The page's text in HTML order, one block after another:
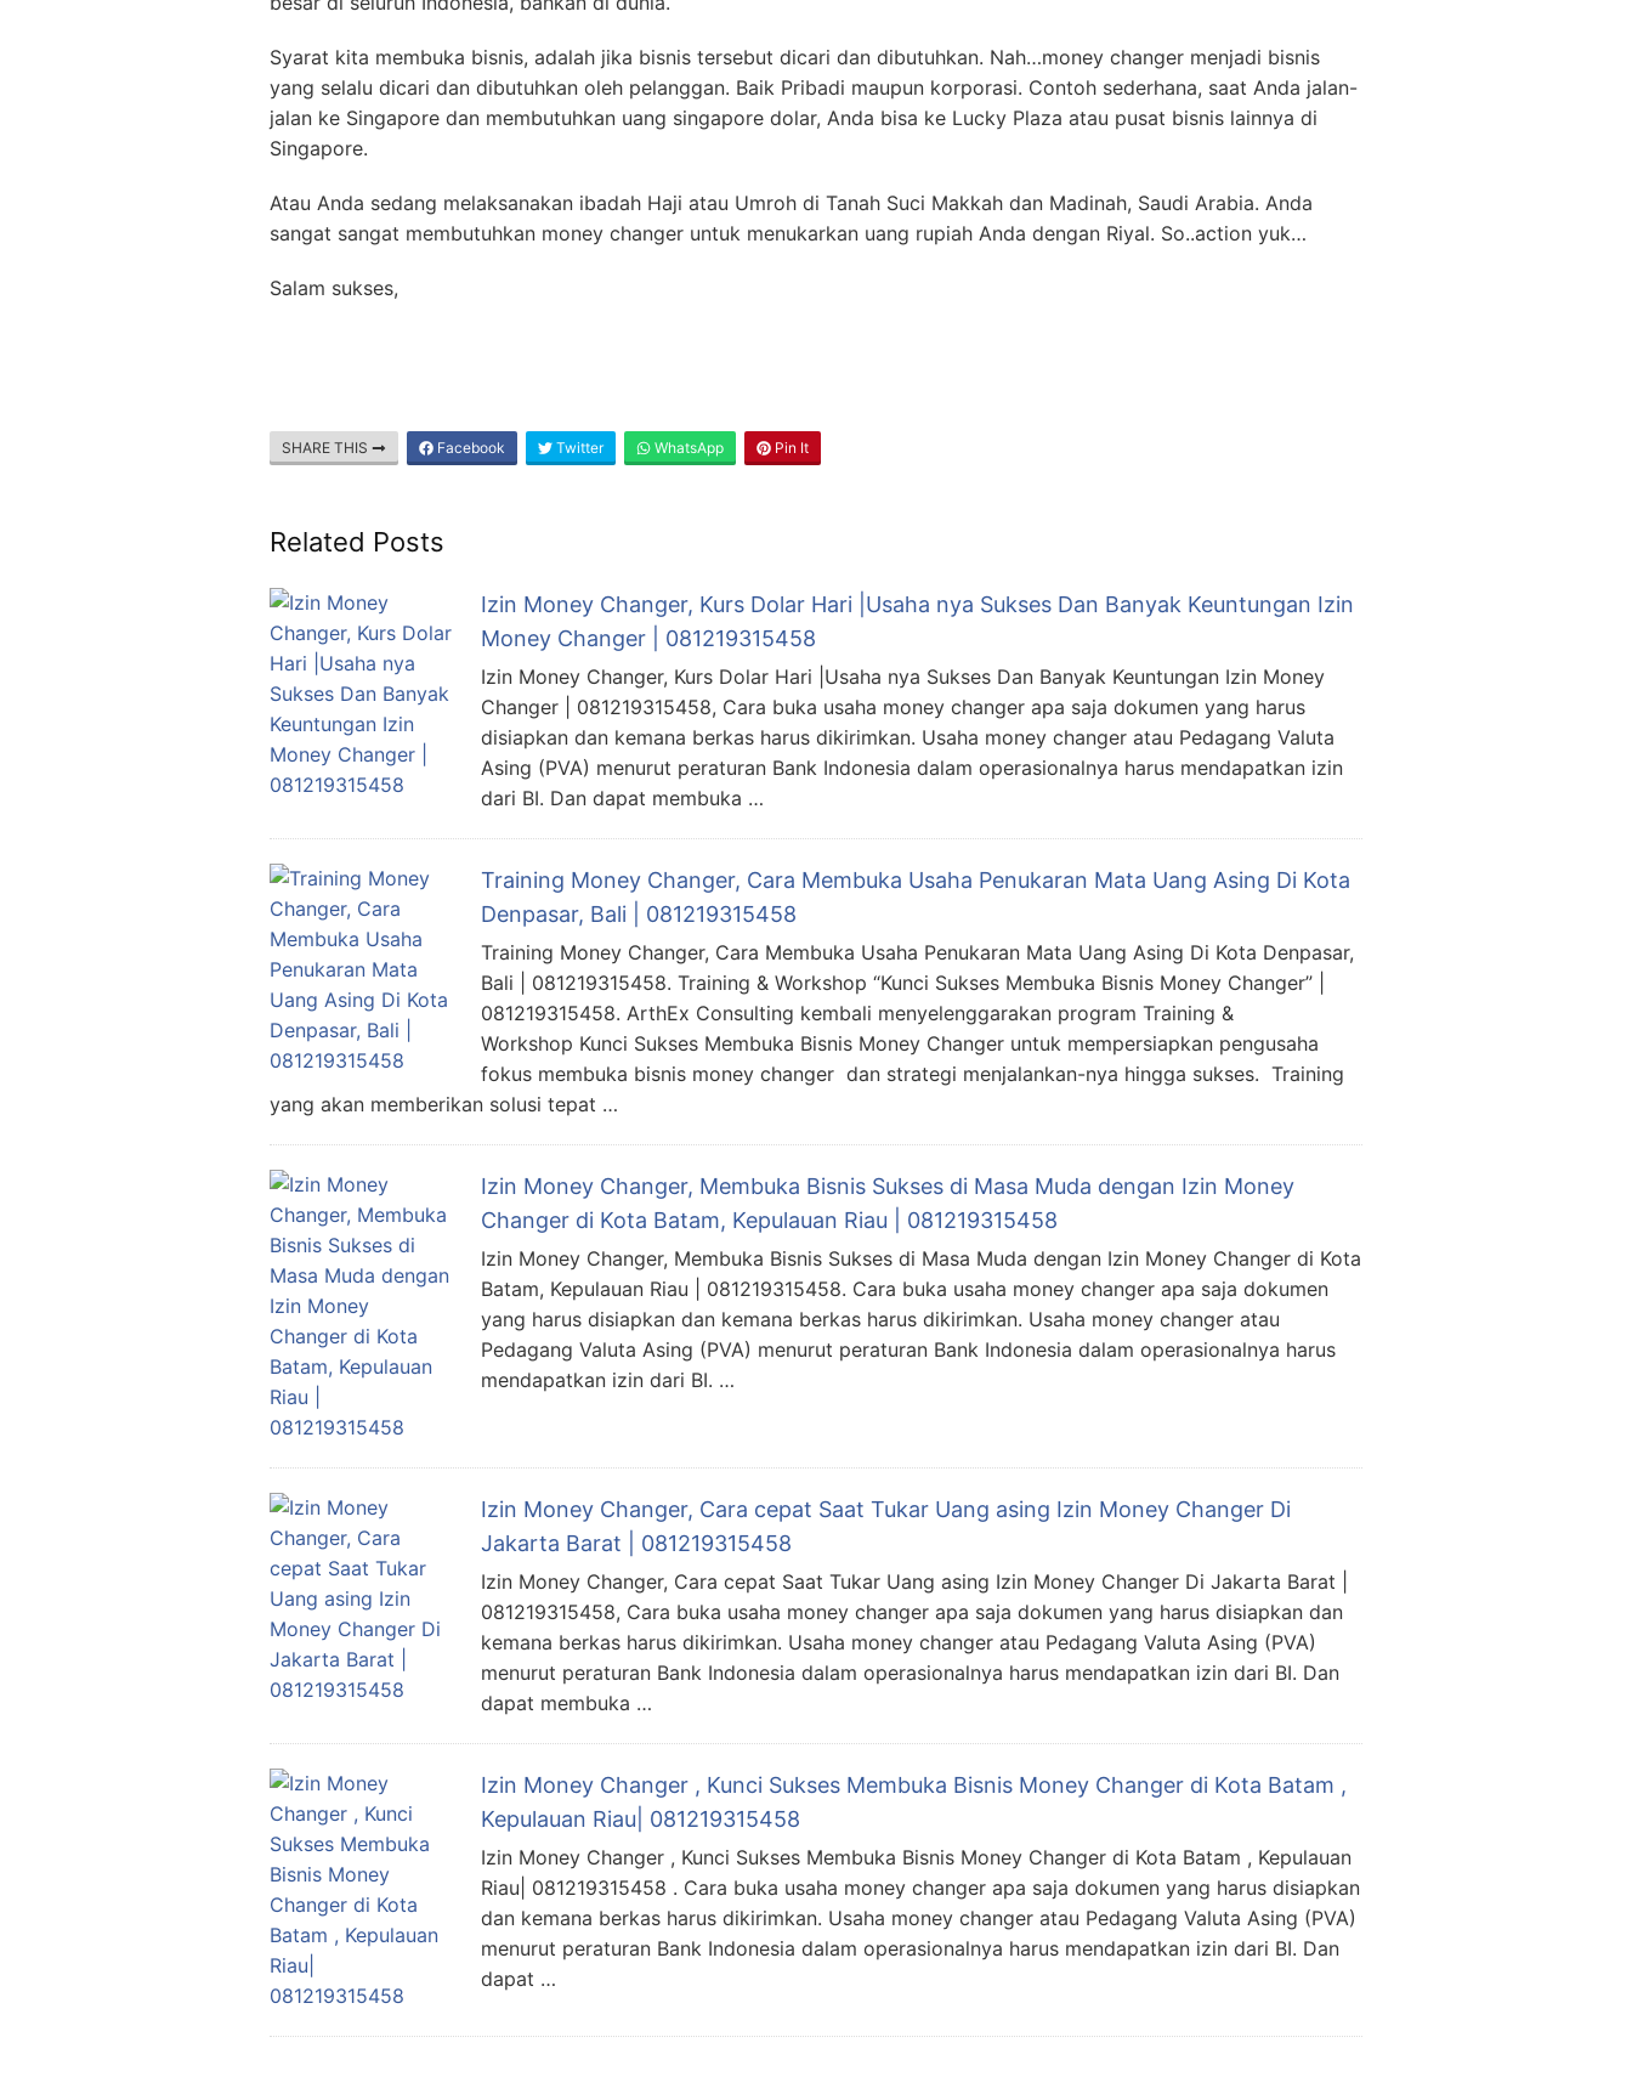
Syarat kita membuka bisnis, adalah jika bisnis tersebut dicari dan dibutuhkan. Nah…money changer menjadi bisnis
yang selalu dicari dan dibutuhkan oleh pelanggan. Baik Pribadi maupun korporasi. Contoh sederhana, saat Anda jalan-
jalan ke Singapore dan membutuhkan uang singapore dolar, Anda bisa ke Lucky Plaza atau pusat bisnis lainnya di
Singapore.
Atau Anda sedang melaksanakan ibadah Haji atau Umroh di Tanah Suci Makkah dan Madinah, Saudi Arabia. Anda
sangat sangat membutuhkan money changer untuk menukarkan uang rupiah Anda dengan Riyal. So..action yuk…
Salam sukses,
SHARE THIS Facebook Twitter WhatsApp Pin It
Related Posts
Izin Money Changer, Kurs Dolar Hari |Usaha nya Sukses Dan Banyak Keuntungan Izin
Money Changer | 081219315458
Izin Money Changer, Kurs Dolar Hari |Usaha nya Sukses Dan Banyak Keuntungan Izin Money
Changer | 081219315458, Cara buka usaha money changer apa saja dokumen yang harus
disiapkan dan kemana berkas harus dikirimkan. Usaha money changer atau Pedagang Valuta
Asing (PVA) menurut peraturan Bank Indonesia dalam operasionalnya harus mendapatkan izin
dari BI. Dan dapat membuka …
Training Money Changer, Cara Membuka Usaha Penukaran Mata Uang Asing Di Kota
Denpasar, Bali | 081219315458
Training Money Changer, Cara Membuka Usaha Penukaran Mata Uang Asing Di Kota Denpasar,
Bali | 081219315458. Training & Workshop “Kunci Sukses Membuka Bisnis Money Changer” |
081219315458. ArthEx Consulting kembali menyelenggarakan program Training &
Workshop Kunci Sukses Membuka Bisnis Money Changer untuk mempersiapkan pengusaha
fokus membuka bisnis money changer dan strategi menjalankan-nya hingga sukses. Training
yang akan memberikan solusi tepat …
Izin Money Changer, Membuka Bisnis Sukses di Masa Muda dengan Izin Money
Changer di Kota Batam, Kepulauan Riau | 081219315458
Izin Money Changer, Membuka Bisnis Sukses di Masa Muda dengan Izin Money Changer di Kota
Batam, Kepulauan Riau | 081219315458. Cara buka usaha money changer apa saja dokumen
yang harus disiapkan dan kemana berkas harus dikirimkan. Usaha money changer atau
Pedagang Valuta Asing (PVA) menurut peraturan Bank Indonesia dalam operasionalnya harus
mendapatkan izin dari BI. …
Izin Money Changer, Cara cepat Saat Tukar Uang asing Izin Money Changer Di
Jakarta Barat | 081219315458
Izin Money Changer, Cara cepat Saat Tukar Uang asing Izin Money Changer Di Jakarta Barat |
081219315458, Cara buka usaha money changer apa saja dokumen yang harus disiapkan dan
kemana berkas harus dikirimkan. Usaha money changer atau Pedagang Valuta Asing (PVA)
menurut peraturan Bank Indonesia dalam operasionalnya harus mendapatkan izin dari BI. Dan
dapat membuka …
Izin Money Changer , Kunci Sukses Membuka Bisnis Money Changer di Kota Batam ,
Kepulauan Riau| 081219315458
Izin Money Changer , Kunci Sukses Membuka Bisnis Money Changer di Kota Batam , Kepulauan
Riau| 081219315458 . Cara buka usaha money changer apa saja dokumen yang harus disiapkan
dan kemana berkas harus dikirimkan. Usaha money changer atau Pedagang Valuta Asing (PVA)
menurut peraturan Bank Indonesia dalam operasionalnya harus mendapatkan izin dari BI. Dan
dapat …